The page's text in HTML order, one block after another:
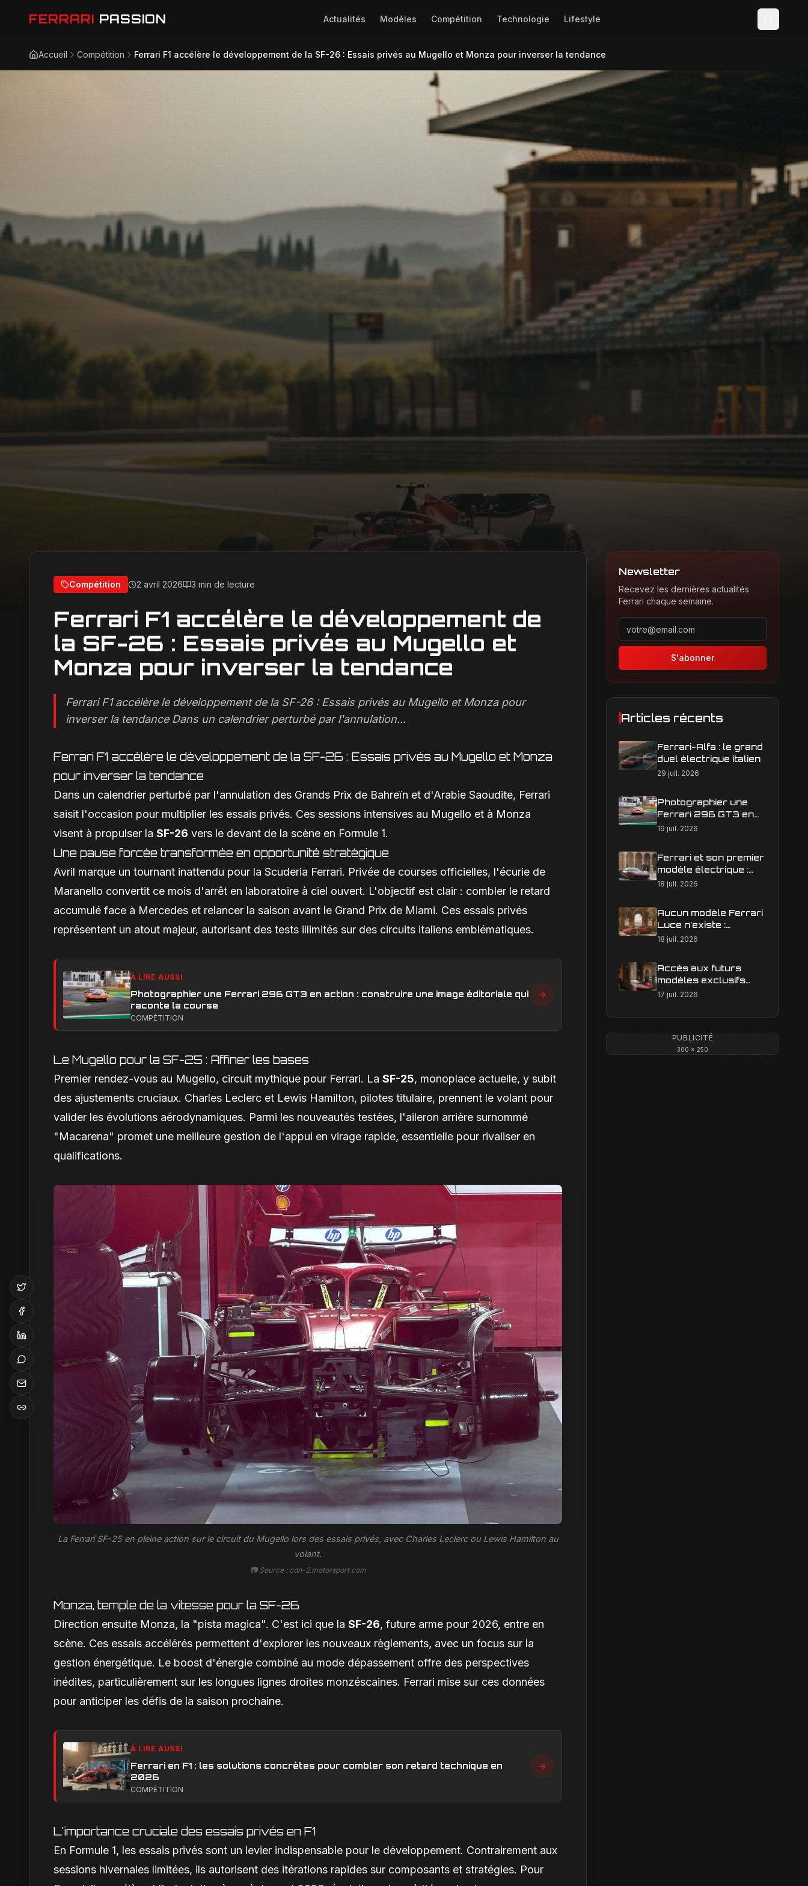
FERRARI PASSION Actualités Modèles Compétition Technologie Lifestyle
Accueil Compétition Ferrari F1 accélère le développement de la SF-26 : Essais privés au Mugello et Monza pour inverser la tendance
Compétition 2 avril 2026 3 min de lecture
Ferrari F1 accélère le développement de
la SF-26 : Essais privés au Mugello et
Monza pour inverser la tendance
Ferrari F1 accélère le développement de la SF-26 : Essais privés au Mugello et Monza pour
inverser la tendance Dans un calendrier perturbé par l'annulation...
Ferrari F1 accélère le développement de la SF-26 : Essais privés au Mugello et Monza
pour inverser la tendance
Dans un calendrier perturbé par l'annulation des Grands Prix de Bahreïn et d'Arabie Saoudite, Ferrari
saisit l'occasion pour multiplier les essais privés. Ces sessions intensives au Mugello et à Monza
visent à propulser la SF-26 vers le devant de la scène en Formule 1.
Une pause forcée transformée en opportunité stratégique
Avril marque un tournant inattendu pour la Scuderia Ferrari. Privée de courses officielles, l'écurie de
Maranello convertit ce mois d'arrêt en laboratoire à ciel ouvert. L'objectif est clair : combler le retard
accumulé face à Mercedes et relancer la saison avant le Grand Prix de Miami. Ces essais privés
représentent un atout majeur, autorisant des tests illimités sur des circuits italiens emblématiques.
À LIRE AUSSI
Photographier une Ferrari 296 GT3 en action : construire une image éditoriale qui
raconte la course
COMPÉTITION
Le Mugello pour la SF-25 : Affiner les bases
Premier rendez-vous au Mugello, circuit mythique pour Ferrari. La SF-25, monoplace actuelle, y subit
des ajustements cruciaux. Charles Leclerc et Lewis Hamilton, pilotes titulaire, prennent le volant pour
valider les évolutions aérodynamiques. Parmi les nouveautés testées, l'aileron arrière surnommé
"Macarena" promet une meilleure gestion de l'appui en virage rapide, essentielle pour rivaliser en
qualifications.
La Ferrari SF-25 en pleine action sur le circuit du Mugello lors des essais privés, avec Charles Leclerc ou Lewis Hamilton au
volant.
📷 Source : cdn-2.motorsport.com
Monza, temple de la vitesse pour la SF-26
Direction ensuite Monza, la "pista magica". C'est ici que la SF-26, future arme pour 2026, entre en
scène. Ces essais accélérés permettent d'explorer les nouveaux règlements, avec un focus sur la
gestion énergétique. Le boost d'énergie combiné au mode dépassement offre des perspectives
inédites, particulièrement sur les longues lignes droites monzéscaines. Ferrari mise sur ces données
pour anticiper les défis de la saison prochaine.
À LIRE AUSSI
Ferrari en F1 : les solutions concrètes pour combler son retard technique en
2026
COMPÉTITION
L'importance cruciale des essais privés en F1
En Formule 1, les essais privés sont un levier indispensable pour le développement. Contrairement aux
sessions hivernales limitées, ils autorisent des itérations rapides sur composants et stratégies. Pour
Newsletter
Recevez les dernières actualités
Ferrari chaque semaine.
Adresse email pour la newsletter
S'abonner
Articles récents
Ferrari-Alfa : le grand
duel électrique italien
29 juil. 2026
Photographier une
Ferrari 296 GT3 en
action : construire une
19 juil. 2026
Ferrari et son premier
modèle électrique :
calendrier de
18 juil. 2026
Aucun modèle Ferrari
Luce n'existe :
clarification sur les
18 juil. 2026
Accès aux futurs
modèles exclusifs
Ferrari : l'achat
est-il une réalité ?
17 juil. 2026
PUBLICITÉ
300 × 250